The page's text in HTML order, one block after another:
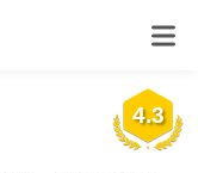
4.3